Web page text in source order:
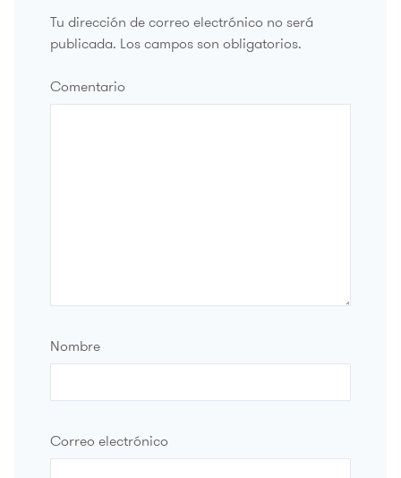
Tu dirección de correo electrónico no será
publicada. Los campos son obligatorios.
Comentario
Nombre
Correo electrónico